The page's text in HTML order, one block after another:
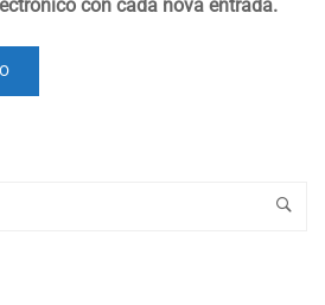
con cada nova entrada.